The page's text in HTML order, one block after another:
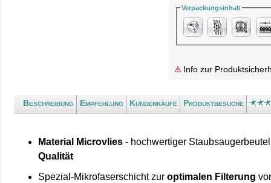
Verpackungsinhalt
Info zur
Beschreibung Empfehlung Kundenkäufe Produktbesuche
Material Microvlies - hochwertiger
Qualität
Spezial-Mikrofaserschicht zuroptimalen Filterung